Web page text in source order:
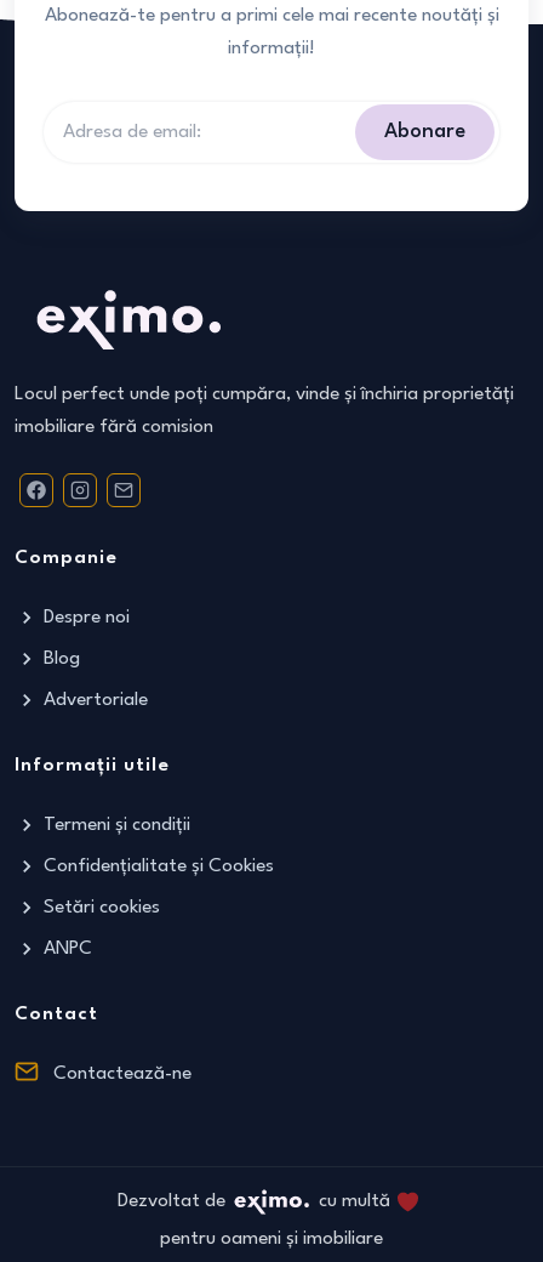
Abonează-te pentru a primi cele mai recente noutăți și
informații!
Abonare
Locul perfect unde poți cumpăra, vinde și închiria proprietăți
imobiliare fără comision
Companie
Despre noi
Blog
Advertoriale
Informații utile
Termeni și condiții
Confidențialitate și Cookies
Setări cookies
ANPC
Contact
Contactează-ne
Dezvoltat de
cu multă
pentru oameni și imobiliare